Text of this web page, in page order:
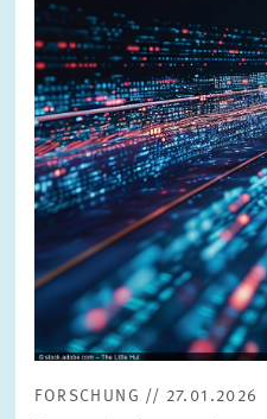
FORSCHUNG // 27.01.2026